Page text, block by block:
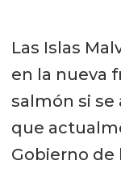
Las Islas
en la nueva
salmón si
que
Gobierno de